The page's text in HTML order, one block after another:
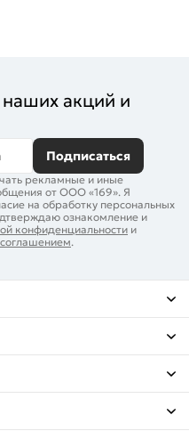
наших акций и
Подписаться
рекламные и иные
от ООО «169». Я
на обработку персональных
ознакомление и
конфиденциальности и
.